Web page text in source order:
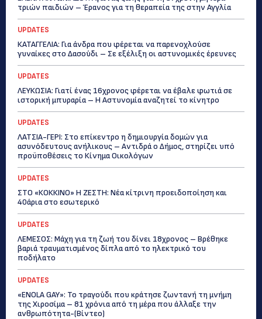
τριών παιδιών – Έρανος για τη θεραπεία της στην Αγγλία
UPDATES
ΚΑΤΑΓΓΕΛΙΑ: Για άνδρα που φέρεται να παρενοχλούσε
γυναίκες στο Δασούδι – Σε εξέλιξη οι αστυνομικές έρευνες
UPDATES
ΛΕΥΚΩΣΙΑ: Γιατί ένας 16χρονος φέρεται να έβαλε φωτιά σε
ιστορική μπυραρία – Η Αστυνομία αναζητεί το κίνητρο
UPDATES
ΛΑΤΣΙΑ-ΓΕΡΙ: Στο επίκεντρο η δημιουργία δομών για
ασυνόδευτους ανήλικους – Αντιδρά ο Δήμος, στηρίζει υπό
προϋποθέσεις το Κίνημα Οικολόγων
UPDATES
ΣΤΟ «ΚΟΚΚΙΝΟ» Η ΖΕΣΤΗ: Νέα κίτρινη προειδοποίηση και
40άρια στο εσωτερικό
UPDATES
ΛΕΜΕΣΟΣ: Μάχη για τη ζωή του δίνει 18χρονος – Βρέθηκε
βαριά τραυματισμένος δίπλα από το ηλεκτρικό του
ποδήλατο
UPDATES
«ENOLA GAY»: Το τραγούδι που κράτησε ζωντανή τη μνήμη
της Χιροσίμα – 81 χρόνια από τη μέρα που άλλαξε την
ανθρωπότητα-(Bίντεο)